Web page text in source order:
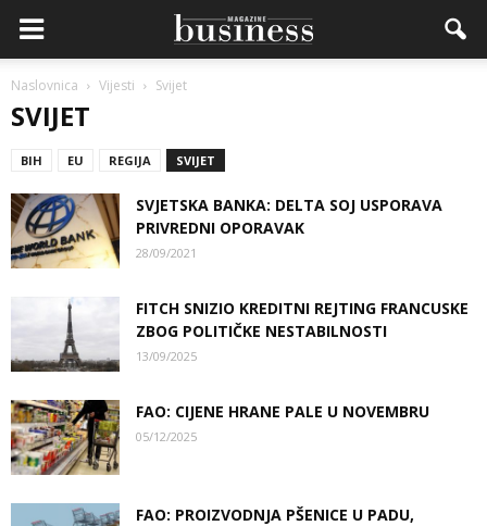
Naslovnica Vijesti Svijet
SVIJET
BIH EU REGIJA SVIJET
SVJETSKA BANKA: DELTA SOJ USPORAVA
PRIVREDNI OPORAVAK
28/09/2021
FITCH SNIZIO KREDITNI REJTING FRANCUSKE
ZBOG POLITIČKE NESTABILNOSTI
13/09/2025
FAO: CIJENE HRANE PALE U NOVEMBRU
05/12/2025
FAO: PROIZVODNJA PŠENICE U PADU,